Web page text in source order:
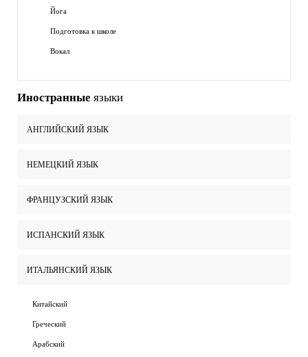
Йога
Подготовка к школе
Вокал
Иностранные языки
АНГЛИЙСКИЙ ЯЗЫК
НЕМЕЦКИЙ ЯЗЫК
ФРАНЦУЗСКИЙ ЯЗЫК
ИСПАНСКИЙ ЯЗЫК
ИТАЛЬЯНСКИЙ ЯЗЫК
Китайский
Греческий
Арабский